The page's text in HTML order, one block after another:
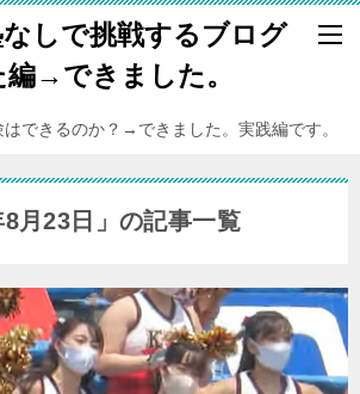
しで挑戦するブログ
→できました。
できるのか？→できました。実践編です。
8月23日」の記事一覧